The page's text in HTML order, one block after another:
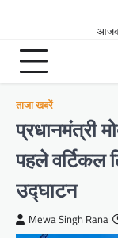
ताजा खबरें
प्रधानमंत्री
पहले वर्टिकल
उद्घाटन
Mewa Singh Rana